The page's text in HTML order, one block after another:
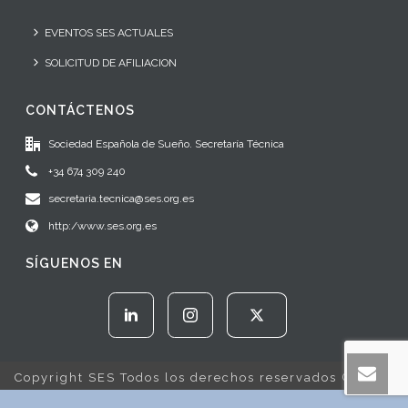
EVENTOS SES ACTUALES
SOLICITUD DE AFILIACION
CONTÁCTENOS
Sociedad Española de Sueño. Secretaría Técnica
+34 674 309 240
secretaria.tecnica@ses.org.es
http:/www.ses.org.es
SÍGUENOS EN
Copyright SES Todos los derechos reservados © 2022